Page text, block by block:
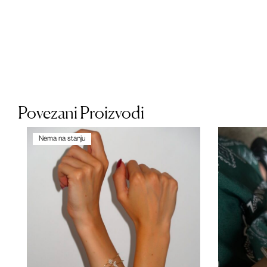
Povezani Proizvodi
Nema na stanju